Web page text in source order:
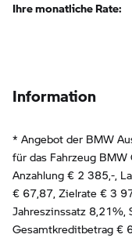
Ihre monatliche Rate:
Information
* Angebot der BMW
für das Fahrzeug
Anzahlung € 2 385,-,
€ 67,87, Zielrate € 3
Jahreszinssatz 8,21%,
Gesamtkreditbetrag €